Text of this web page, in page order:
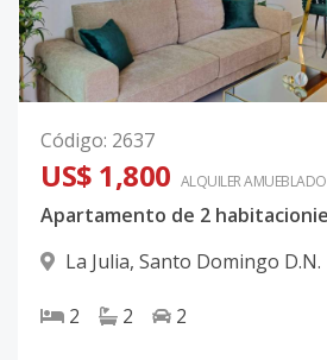
Código: 2637
US$ 1,800 ALQUILERAMUEBLADO
La Julia, Santo Domingo D.N.
2 2 2